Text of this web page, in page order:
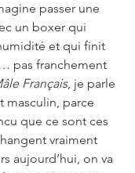
passer une
un boxer qui
et qui finit
pas franchement
Français, je parle
masculin, parce
que ce sont ces
vraiment
aujourd’hui, on va